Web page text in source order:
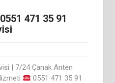
471 35 91
| 7/24 Çanak Anten
0551 471 35 91